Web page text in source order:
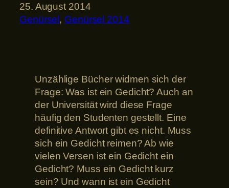
25. August 2014
Genürsel, Genürsel 2014
Unzählige Bücher widmen sich der
Frage: Was ist ein Gedicht? Auch an
der Universität wird diese Frage
häufig den Studenten gestellt. Eine
definitive Antwort gibt es nicht. Muss
sich ein Gedicht reimen? Ab wie
vielen Versen ist ein Gedicht ein
Gedicht? Muss ein Gedicht kurz
sein? Und wann ist ein Gedicht